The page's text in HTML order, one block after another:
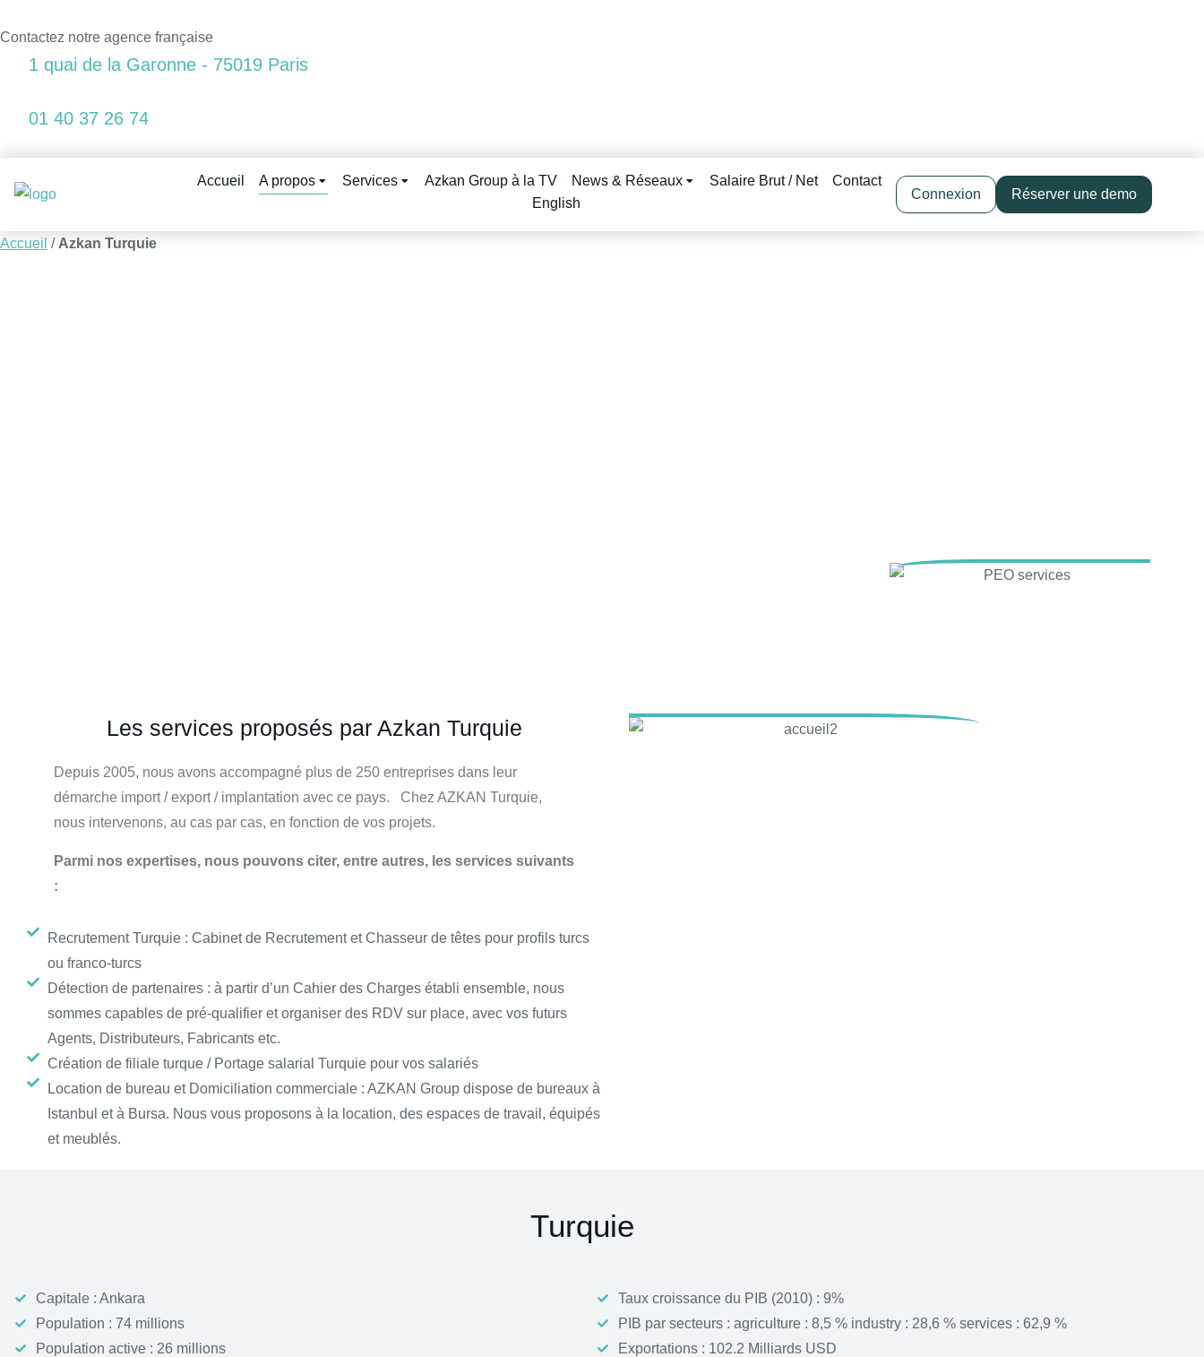
Contactez notre agence française
1 quai de la Garonne - 75019 Paris
01 40 37 26 74
Accueil A propos Services Azkan Group à la TV News & Réseaux Salaire Brut / Net
Contact
English
Connexion Réserver une demo
Accueil / Azkan Turquie
Azkan Turquie
Basé à Istanbul, Bursa et Paris, AZKAN Group est dédié aux entreprises françaises souhaitant développer leurs affaires avec la Turquie.
Les services proposés par Azkan Turquie
Depuis 2005, nous avons accompagné plus de 250 entreprises dans leur
démarche import / export / implantation avec ce pays. Chez AZKAN Turquie,
nous intervenons, au cas par cas, en fonction de vos projets.
Parmi nos expertises, nous pouvons citer, entre autres, les services suivants
:
Recrutement Turquie : Cabinet de Recrutement et Chasseur de têtes pour profils turcs
ou franco-turcs
Détection de partenaires : à partir d’un Cahier des Charges établi ensemble, nous
sommes capables de pré-qualifier et organiser des RDV sur place, avec vos futurs
Agents, Distributeurs, Fabricants etc.
Création de filiale turque / Portage salarial Turquie pour vos salariés
Location de bureau et Domiciliation commerciale : AZKAN Group dispose de bureaux à
Istanbul et à Bursa. Nous vous proposons à la location, des espaces de travail, équipés
et meublés.
Turquie
Capitale : Ankara
Population : 74 millions
Population active : 26 millions
Taux croissance du PIB (2010) : 9%
PIB par secteurs : agriculture : 8,5 % industry : 28,6 % services : 62,9 %
Exportations : 102.2 Milliards USD